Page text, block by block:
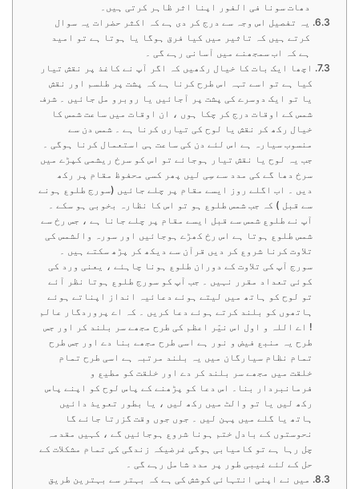
دھات سونا فی الفور اپنا اثر ظاہر کرتی ہیں۔
یہ تفصیل اس وجہ سے درج کر دی ہے کہ اکثر حضرات یہ سوال
کرتے ہیں کہ تاثیر میں کیا فرق ہوگا یا ہوتا ہے تو امید
ہے کہ اب سمجھنے میں آسانی رہے گی ۔
اچھا ایک بات کا خیال رکھیں کہ اگر آپ نے کاغذ پر نقش تیار
کیا ہے تو اسے تہہ اس طرح کرنا ہے کہ پشت پر طلسم اور نقش
یا تو ایک دوسرے کی پشت پر آجائیں یا روبرو مل جائیں ۔ شرف
شمس کے اوقات درج کر چکا ہوں ، ان اوقات میں ساعت شمس کا
خیال رکھ کر نقش یا لوح کی تیاری کرنا ہے ۔ شمس دن سے
منسوب سیارہ ہے اس لئے دن کی ساعت ہی استعمال کرنا ہوگی ۔
جب یہ لوح یا نقش تیار ہوجائے تو اس کو سرخ ریشمی کپڑے میں
سرخ دھا گے کی مدد سے سِی لیں پھر کسی محفوظ مقام پر رکھ
دیں ۔ اب اگلے روز ایسے مقام پر چلے جائیں (سورج طلوع ہونے
سے قبل ) کہ جب شمس طلوع ہو تو اس کا نظارہ بخوبی ہو سکے ۔
آپ نے طلوع شمس سے قبل ایسے مقام پر چلے جانا ہے ، جس رخ سے
شمس طلوع ہوتا ہے اس رخ کھڑے ہوجائیں اور سورہ والشمس کی
تلاوت کرنا شروع کر دیں قرآن سے دیکھ کر پڑھ سکتے ہیں ۔
سورج آپ کی تلاوت کے دوران طلوع ہونا چاہئے ، یعنی ورد کی
کوئی تعداد مقرر نہیں ۔ جب آپ کو سورج طلوع ہوتا نظر آئے
تو لوح کو ہاتھ میں لیتے ہوئے دعائیہ انداز اپناتے ہوئے
ہاتھوں کو بلند کرتے ہوئے دعا کریں ۔ کہ اے پروردگار عالم
! اے اللہ و اول اس نیّر اعظم کی طرح مجھے سر بلند کر اور جس
طرح یہ منبع فیض و نور ہے اسی طرح مجھے بنا دے اور جس طرح
تمام نظام سیارگان میں یہ بلند مرتبہ ہے اسی طرح تمام
خلقت میں مجھے سر بلند کر دے اور خلقت کو مطیع و
فرمانبردار بنا۔ اس دعا کو پڑھنے کے پاس لوح کو اپنے پاس
رکھ لیں یا تو والٹ میں رکھ لیں ، یا بطور تعویذ دائیں
ہاتھ یا گلے میں پہن لیں ۔ جوں جوں وقت گزرتا جائے گا
نحوستوں کے بادل ختم ہونا شروع ہوجائیں گے ، کہیں مقدمہ
چل رہا ہے تو کامیابی ہوگی غرضیکہ زندگی کی تمام مشکلات کے
حل کے لئے غیبی طور پر مدد شامل رہے گی ۔
میں نے اپنی انتہائی کوشش کی ہے کہ بہتر سے بہترین طریق